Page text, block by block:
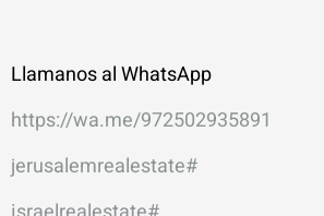
Llamanos al WhatsApp
https://wa.me/972502935891
#jerusalemrealestate